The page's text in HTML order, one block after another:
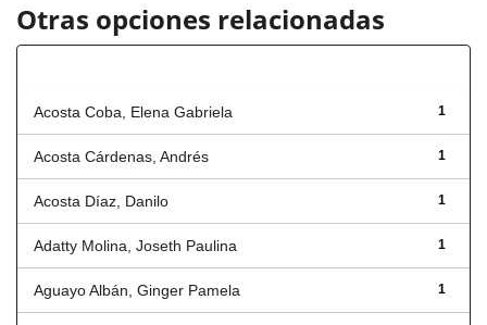
Otras opciones relacionadas
1
Acosta Coba, Elena Gabriela
1
Acosta Cárdenas, Andrés
1
Acosta Díaz, Danilo
1
Adatty Molina, Joseth Paulina
1
Aguayo Albán, Ginger Pamela